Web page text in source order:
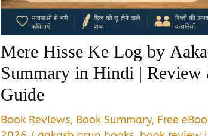
Mere Hisse Ke Log by
Summary in Hindi |
Guide
Book Reviews, Book Summary, Free